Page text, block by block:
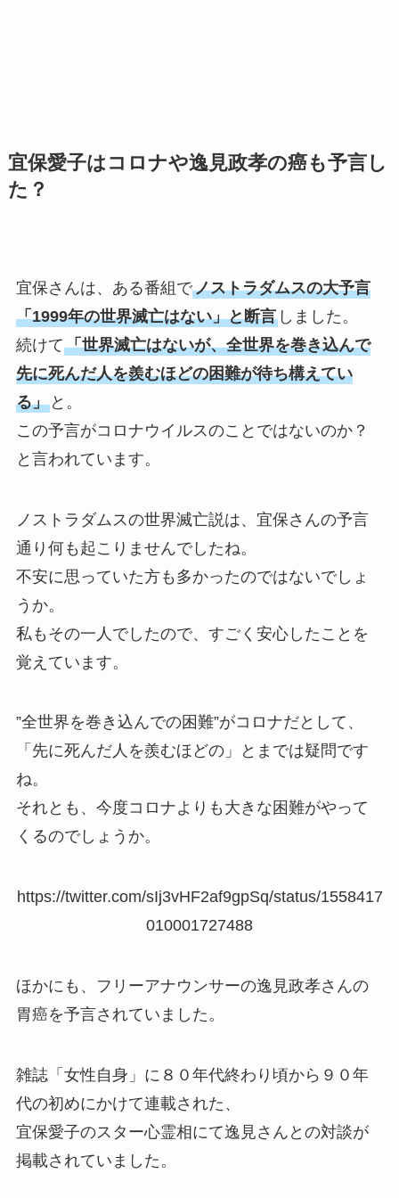
宜保愛子はコロナや逸見政孝の癌も予言し
た？
宜保さんは、ある番組でノストラダムスの大予言
「1999年の世界滅亡はない」と断言しました。
続けて「世界滅亡はないが、全世界を巻き込んで
先に死んだ人を羨むほどの困難が待ち構えてい
る」と。
この予言がコロナウイルスのことではないのか？
と言われています。
ノストラダムスの世界滅亡説は、宜保さんの予言
通り何も起こりませんでしたね。
不安に思っていた方も多かったのではないでしょ
うか。
私もその一人でしたので、すごく安心したことを
覚えています。
”全世界を巻き込んでの困難”がコロナだとして、
「先に死んだ人を羨むほどの」とまでは疑問です
ね。
それとも、今度コロナよりも大きな困難がやって
くるのでしょうか。
https://twitter.com/sIj3vHF2af9gpSq/status/1558417
010001727488
ほかにも、フリーアナウンサーの逸見政孝さんの
胃癌を予言されていました。
雑誌「女性自身」に８０年代終わり頃から９０年
代の初めにかけて連載された、
宜保愛子のスター心霊相にて逸見さんとの対談が
掲載されていました。